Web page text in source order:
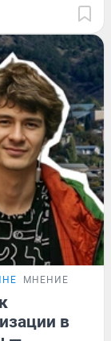
МНЕНИЕ
в